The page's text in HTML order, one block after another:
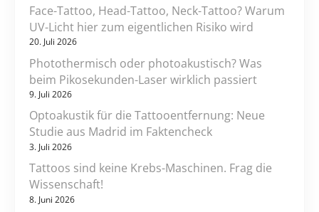
2
J
r
n
b
z
u
Face-Tattoo, Head-Tattoo, Neck-Tattoo? Warum
UV-Licht hier zum eigentlichen Risiko wird
20. Juli 2026
Photothermisch oder photoakustisch? Was
beim Pikosekunden-Laser wirklich passiert
9. Juli 2026
Optoakustik für die Tattooentfernung: Neue
Studie aus Madrid im Faktencheck
3. Juli 2026
Tattoos sind keine Krebs-Maschinen. Frag die
Wissenschaft!
8. Juni 2026